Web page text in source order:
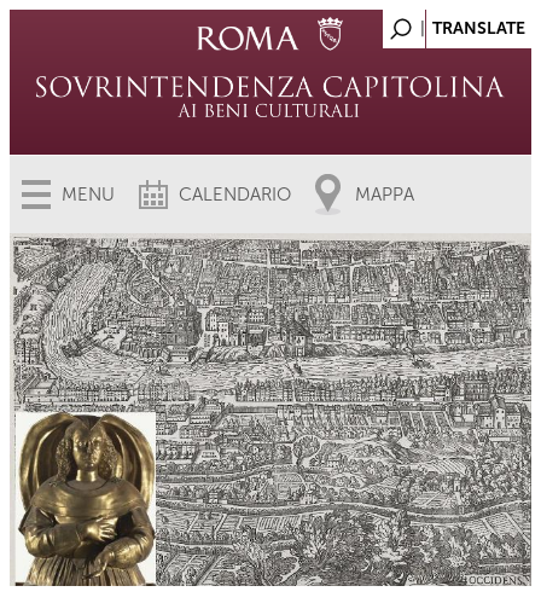
MENU CALENDARIO MAPPA